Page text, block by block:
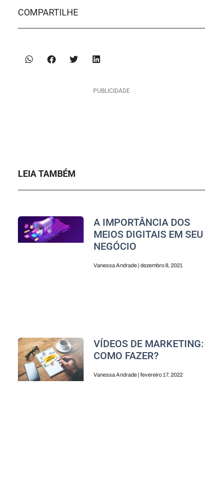
COMPARTILHE
PUBLICIDADE
LEIA TAMBÉM
A IMPORTÂNCIA DOS
MEIOS DIGITAIS EM SEU
NEGÓCIO
Vanessa Andrade dezembro 8, 2021
VÍDEOS DE MARKETING:
COMO FAZER?
Vanessa Andrade fevereiro 17, 2022